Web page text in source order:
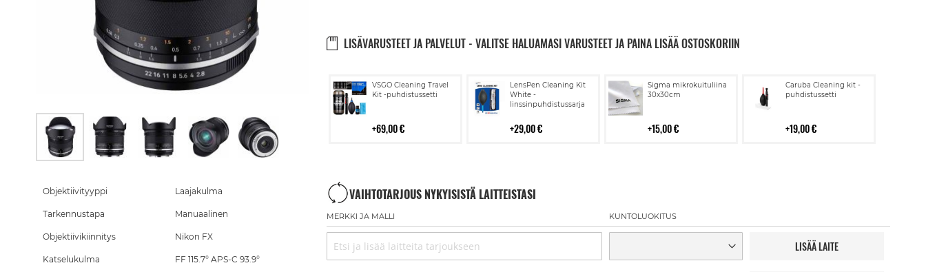
LISÄVARUSTEET JA PALVELUT - VALITSE HALUAMASI VARUSTEET JA PAINA LISÄÄ OSTOSKORIIN
VSGO Cleaning Travel
Kit -puhdistussetti
69,00 €
Lisää
ostoskoriin
LensPen Cleaning Kit
White -
linssinpuhdistussarja
29,00 €
Lisää
ostoskoriin
Sigma mikrokuituliina
30x30cm
15,00 €
Lisää
ostoskoriin
Caruba Cleaning kit -
puhdistussetti
19,00 €
Lisää
ostoskoriin
VAIHTOTARJOUS NYKYISISTÄ LAITTEISTASI
MERKKI JA MALLI KUNTOLUOKITUS
LISÄÄ LAITE
the
of
images
Objektiivityyppi Laajakulma
Tarkennustapa Manuaalinen
Objektiivikiinnitys Nikon FX
Katselukulma FF 115.7° APS-C 93.9°